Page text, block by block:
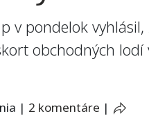
v pondelok
obchodných
| 2 komentáre |